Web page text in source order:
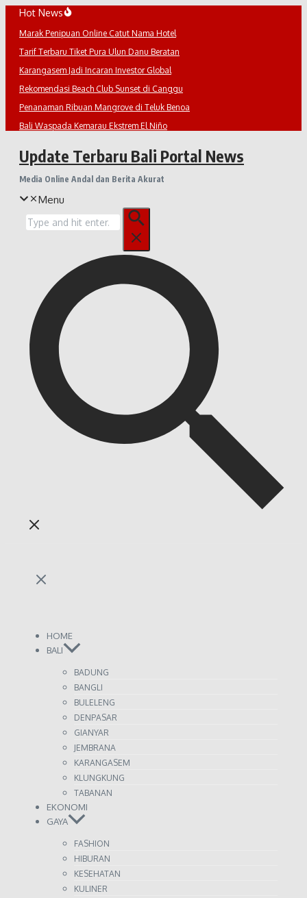
Lewati
konten
Hot News
Marak Penipuan Online Catut Nama Hotel
Tarif Terbaru Tiket Pura Ulun Danu Beratan
Karangasem Jadi Incaran Investor Global
Rekomendasi Beach Club Sunset di Canggu
Penanaman Ribuan Mangrove di Teluk Benoa
Bali Waspada Kemarau Ekstrem El Niño
Update Terbaru Bali Portal News
Media Online Andal dan Berita Akurat
Menu
Pencarian
untuk:
HOME
BALI
BADUNG
BANGLI
BULELENG
DENPASAR
GIANYAR
JEMBRANA
KARANGASEM
KLUNGKUNG
TABANAN
EKONOMI
GAYA
FASHION
HIBURAN
KESEHATAN
KULINER